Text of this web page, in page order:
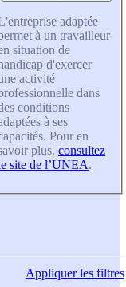
adaptée
à un travailleur
situation de
d'exercer
activité
dans
conditions
à ses
Pour en
plus, consultez
site de l’UNEA.
Appliquerles filtres